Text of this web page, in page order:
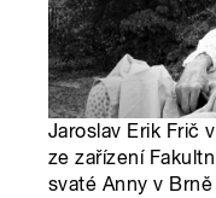
Jaroslav Erik Frič
ze zařízení
svaté Anny v